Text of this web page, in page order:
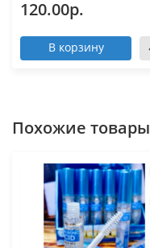
120.00р.
В корзину
Похожие товары